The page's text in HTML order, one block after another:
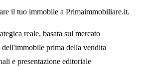
il tuo immobile a Primaimmobiliare.it.
reale, basata sul mercato
prima della vendita
e presentazione editoriale